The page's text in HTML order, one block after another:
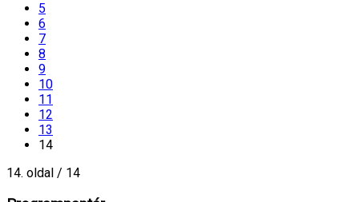
5
6
7
8
9
10
11
12
13
14
14. oldal / 14